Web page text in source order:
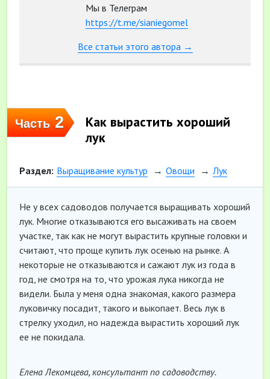
Мы в Телеграм
https://t.me/sianiegomel
Все статьи этого автора →
Часть2
Как вырастить хороший
лук
Раздел: Выращивание культур Овощи Лук
Не у всех садоводов получается выращивать хороший
лук. Многие отказываются его высаживать на своем
участке, так как не могут вырастить крупные головки и
считают, что проще купить лук осенью на рынке. А
некоторые не отказываются и сажают лук из года в
год, не смотря на то, что урожая лука никогда не
видели. Была у меня одна знакомая, какого размера
луковичку посадит, такого и выкопает. Весь лук в
стрелку уходил, но надежда вырастить хороший лук
ее не покидала.
Елена Лекомцева, консультант по садоводству.